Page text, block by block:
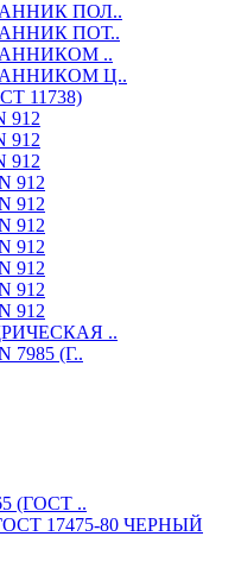
ПОЛ..
ПОТ..
..
Ц..
11738)
912
912
912
912
912
912
912
912
912
912
..
(Г..
(ГОСТ ..
17475-80 ЧЕРНЫЙ